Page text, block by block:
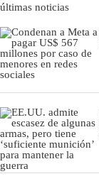
últimas noticias